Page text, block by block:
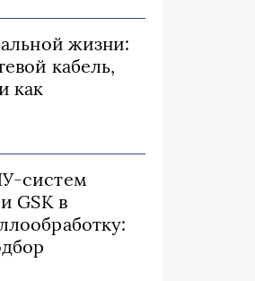
жизни:
кабель,
как
систем
GSK в